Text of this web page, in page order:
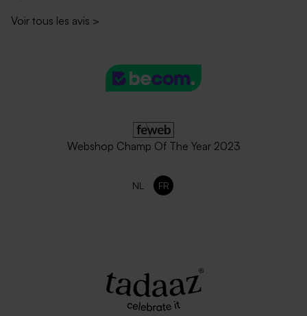
autocollante
Voir tous les avis >
Webshop Champ Of The Year 2023
NL FR